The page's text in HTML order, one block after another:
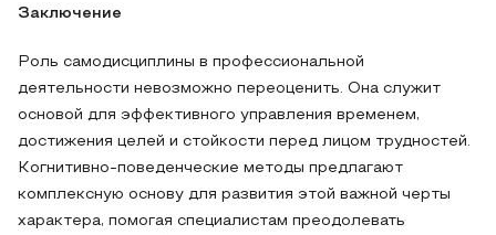
Заключение
Роль самодисциплины в профессиональной
деятельности невозможно переоценить. Она служит
основой для эффективного управления временем,
достижения целей и стойкости перед лицом трудностей.
Когнитивно-поведенческие методы предлагают
комплексную основу для развития этой важной черты
характера, помогая специалистам преодолевать